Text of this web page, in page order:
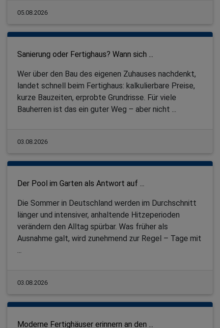
05.08.2026
Sanierung oder Fertighaus? Wann sich ...
Wer über den Bau des eigenen Zuhauses nachdenkt,
landet schnell beim Fertighaus: kalkulierbare Preise,
kurze Bauzeiten, erprobte Grundrisse. Für viele
Bauherren ist das ein guter Weg – aber nicht ...
03.08.2026
Der Pool im Garten als Antwort auf ...
Die Sommer in Deutschland werden im Durchschnitt
länger und intensiver, anhaltende Hitzeperioden
verändern den Alltag spürbar. Was früher als
Ausnahme galt, wird zunehmend zur Regel – Tage mit
...
03.08.2026
Moderne Fertighäuser erinnern an den ...